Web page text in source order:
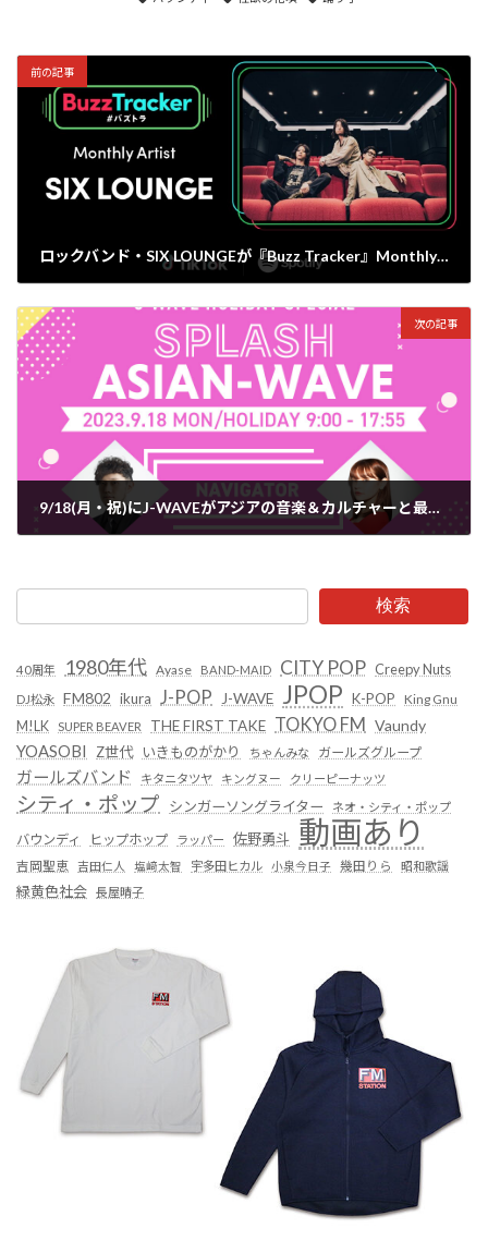
前の記事
ロックバンド・SIX LOUNGEが『Buzz Tracker』Monthly Artist第18弾に決定！
次の記事
9/18(月・祝)にJ-WAVEがアジアの音楽＆カルチャーと最新事情を紹介する9時間の特別番組を放送
検索
40周年 1980年代 Ayase BAND-MAID CITY POP Creepy Nuts
DJ松永 FM802 ikura J-POP J-WAVE JPOP K-POP
King Gnu
M!LK
SUPER BEAVER THE FIRST TAKE TOKYO FM Vaundy
YOASOBI Z世代 いきものがかり ちゃんみな ガールズグループ
ガールズバンド キタニタツヤ キングヌー クリーピーナッツ
シティ・ポップ シンガーソングライター ネオ・シティ・ポップ
バウンディ ヒップホップ ラッパー 佐野勇斗 動画あり
吉岡聖恵 吉田仁人 塩﨑太智 宇多田ヒカル 小泉今日子 幾田りら 昭和歌謡
緑黄色社会 長屋晴子